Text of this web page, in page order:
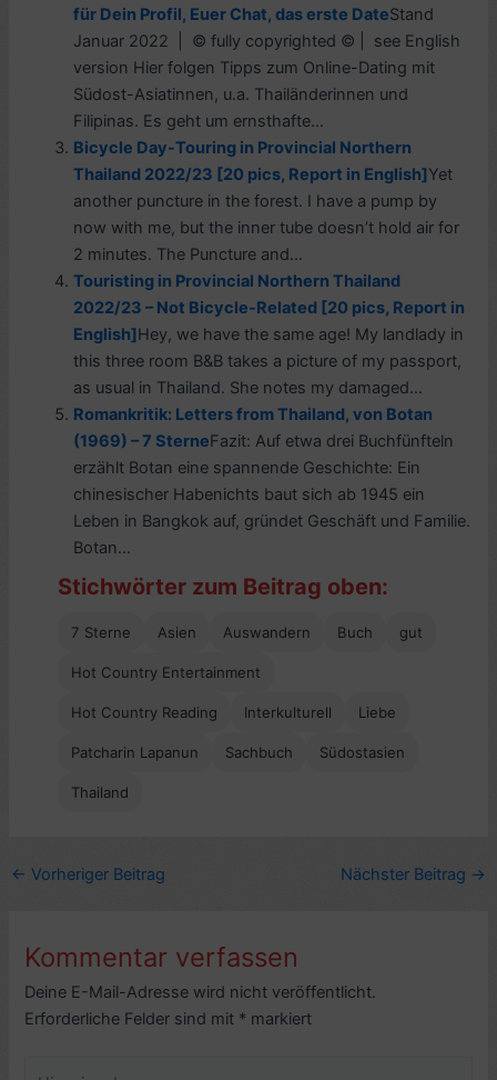
für Dein Profil, Euer Chat, das erste DateStand
Januar 2022 | © fully copyrighted © | see English
version Hier folgen Tipps zum Online-Dating mit
Südost-Asiatinnen, u.a. Thailänderinnen und
Filipinas. Es geht um ernsthafte...
Bicycle Day-Touring in Provincial Northern
Thailand 2022/23 [20 pics, Report in English]Yet
another puncture in the forest. I have a pump by
now with me, but the inner tube doesn’t hold air for
2 minutes. The Puncture and...
Touristing in Provincial Northern Thailand
2022/23 – Not Bicycle-Related [20 pics, Report in
English]Hey, we have the same age! My landlady in
this three room B&B takes a picture of my passport,
as usual in Thailand. She notes my damaged...
Romankritik: Letters from Thailand, von Botan
(1969) – 7 SterneFazit: Auf etwa drei Buchfünfteln
erzählt Botan eine spannende Geschichte: Ein
chinesischer Habenichts baut sich ab 1945 ein
Leben in Bangkok auf, gründet Geschäft und Familie.
Botan...
Stichwörter zum Beitrag oben:
7 Sterne Asien Auswandern Buch gut
Hot Country Entertainment
Hot Country Reading Interkulturell Liebe
Patcharin Lapanun Sachbuch Südostasien
Thailand
← Vorheriger Beitrag Nächster Beitrag →
Kommentar verfassen
Deine E-Mail-Adresse wird nicht veröffentlicht.
Erforderliche Felder sind mit * markiert